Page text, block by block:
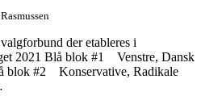
der etableres i
2021 Blå blok #1 Venstre, Dansk
blok #2 Konservative, Radikale